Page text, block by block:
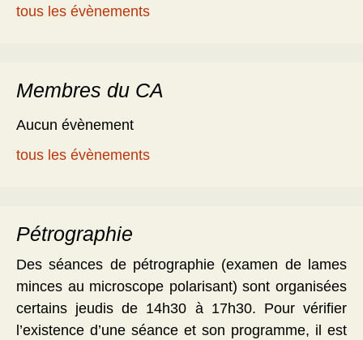
tous les évènements
Membres du CA
Aucun évènement
tous les évènements
Pétrographie
Des séances de pétrographie (examen de lames
minces au microscope polarisant) sont organisées
certains jeudis de 14h30 à 17h30. Pour vérifier
l’existence d’une séance et son programme, il est